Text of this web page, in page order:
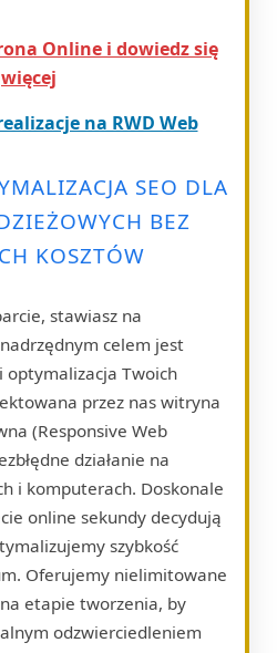
Online i dowiedz się
więcej
na RWD Web
SEO DLA
BEZ
KOSZTÓW
stawiasz na
celem jest
optymalizacja Twoich
przez nas witryna
(Responsive Web
działanie na
i komputerach. Doskonale
online sekundy decydują
szybkość
Oferujemy nielimitowane
etapie tworzenia, by
odzwierciedleniem